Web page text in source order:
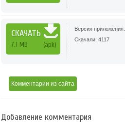
СКАЧАТЬ
7.1 MB (apk)
Версия приложения:
Скачали: 4117
Комментарии из сайта
Добавление комментария